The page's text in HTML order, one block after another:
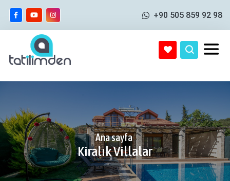
+90 505 859 92 98
Ana sayfa
Kiralık Villalar